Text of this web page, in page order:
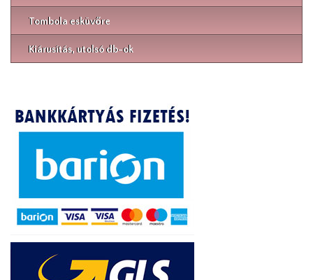
Tombola esküvőre
Kiárusítás, utolsó db-ok